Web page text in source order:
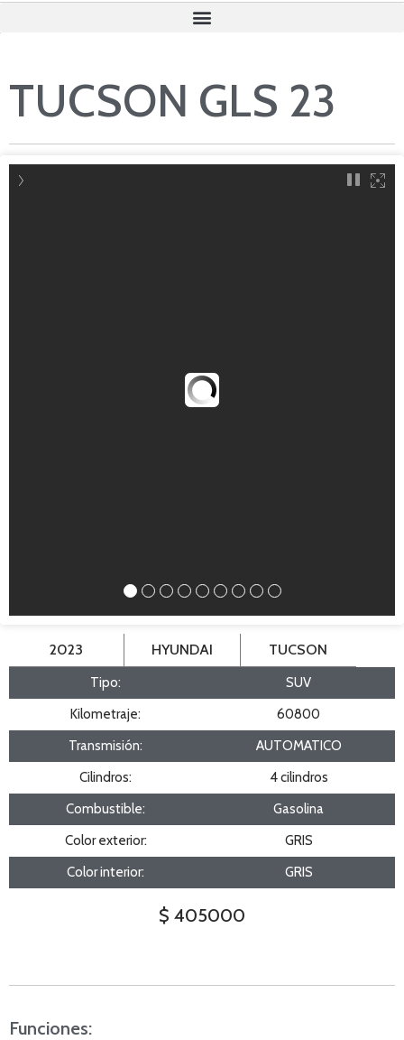
TUCSON GLS 23
2023 HYUNDAI TUCSON
Tipo:
SUV
Kilometraje:
60800
Transmisión:
AUTOMATICO
Cilindros:
4 cilindros
Combustible:
Gasolina
Color exterior:
GRIS
Color interior:
GRIS
$ 405000
Funciones: